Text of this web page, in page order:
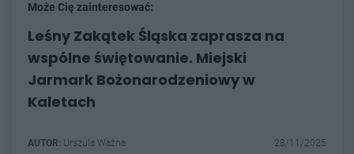
Może Cię zainteresować:
Leśny Zakątek Śląska zaprasza na
wspólne świętowanie. Miejski
Jarmark Bożonarodzeniowy w
Kaletach
AUTOR: Urszula Ważna 28/11/2025